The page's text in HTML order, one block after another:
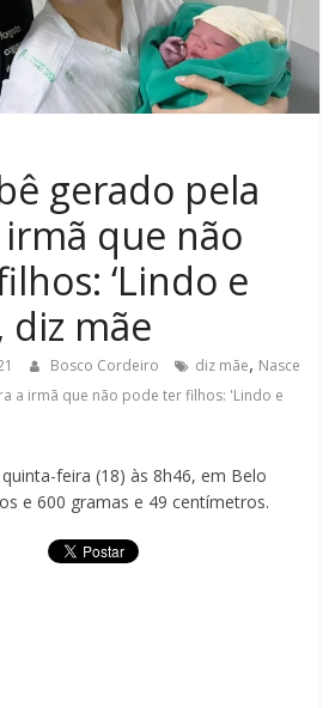
gerado pela
que não
‘Lindo e
diz mãe
Bosco Cordeiro diz mãe, Nasce
a irmã que não pode ter filhos: 'Lindo e
feira (18) às 8h46, em Belo
e 600 gramas e 49 centímetros.